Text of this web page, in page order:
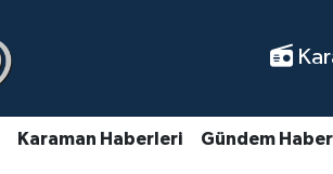
Karaman Haberleri Gündem